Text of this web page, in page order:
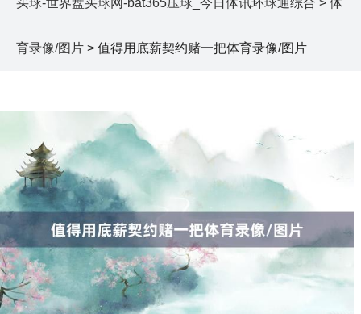
买球-世界盘买球网-bat365压球_今日体讯环球通综合 > 体
育录像/图片 > 值得用底薪契约赌一把体育录像/图片